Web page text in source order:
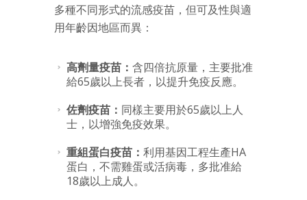
多種不同形式的流感疫苗，但可及性與適
用年齡因地區而異：
高劑量疫苗： 含四倍抗原量，主要批准
給65歲以上長者，以提升免疫反應。
佐劑疫苗： 同樣主要用於65歲以上人
士，以增強免疫效果。
重組蛋白疫苗： 利用基因工程生產HA
蛋白，不需雞蛋或活病毒，多批准給
18歲以上成人。